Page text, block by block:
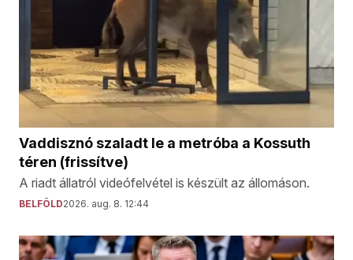
Vaddisznó szaladt le a metróba a Kossuth
téren (frissítve)
A riadt állatról videófelvétel is készült az állomáson.
BELFÖLD2026. aug. 8. 12:44